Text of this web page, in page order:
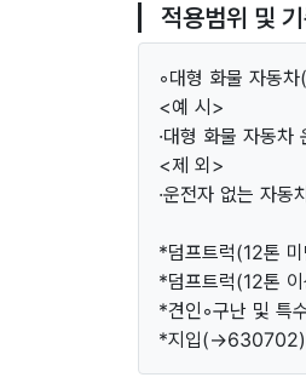
적용범위 및
◦대형 화물 자동
<예 시>
·대형 화물 자동차
<제 외>
·운전자 없는 자
*덤프트럭(12톤
*덤프트럭(12톤
*견인◦구난 및 특
*지입(→630702)